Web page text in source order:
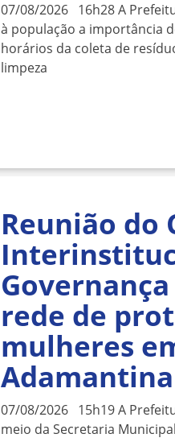
07/08/2026 16h28 A
à população a importância
horários da coleta de
limpeza
Reunião do
rede de
mulheres
Adamantina
07/08/2026 15h19 A
meio da Secretaria